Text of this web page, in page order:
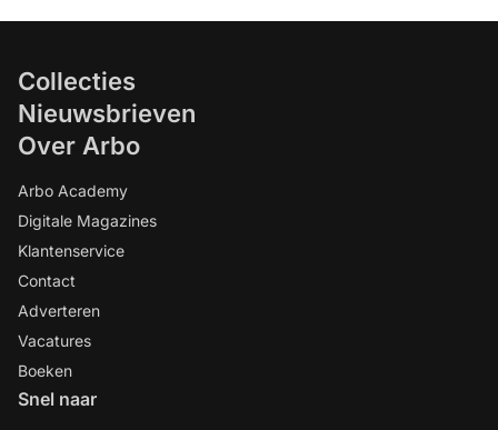
Collecties
Nieuwsbrieven
Over Arbo
Arbo Academy
Digitale Magazines
Klantenservice
Contact
Adverteren
Vacatures
Boeken
Snel naar